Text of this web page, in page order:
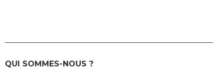
QUI SOMMES-NOUS ?